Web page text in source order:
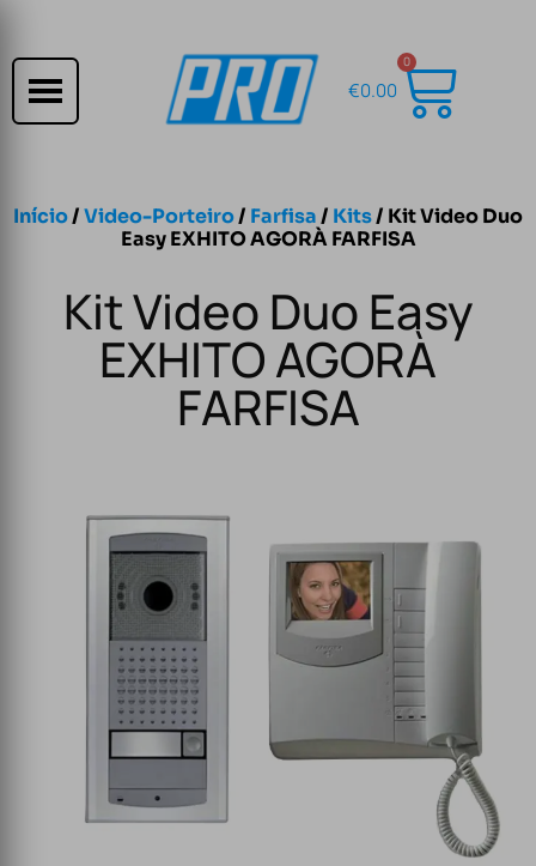
€0.00
0
Início/Video-Porteiro/ Farfisa/ Kits/ Kit Video Duo
Easy EXHITO AGORÀ FARFISA
Kit Video Duo Easy
EXHITO AGORÀ
FARFISA